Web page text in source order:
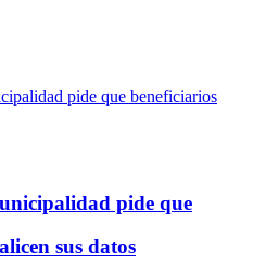
pide que
sus datos